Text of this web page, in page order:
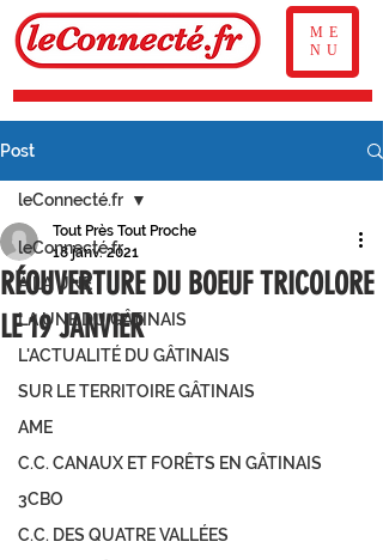
ME
NU
Post
leConnecté.fr
À LA UNE
LA UNE DU GÂTINAIS
L'ACTUALITÉ DU GÂTINAIS
SUR LE TERRITOIRE GÂTINAIS
AME
C.C. CANAUX ET FORÊTS EN GÂTINAIS
3CBO
C.C. DES QUATRE VALLÉES
leConnecté.fr
RÉOUVERTURE DU BOEUF TRICOLORE
LE 19 JANVIER
Tout Près Tout Proche
18 janv. 2021